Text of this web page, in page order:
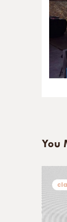
You